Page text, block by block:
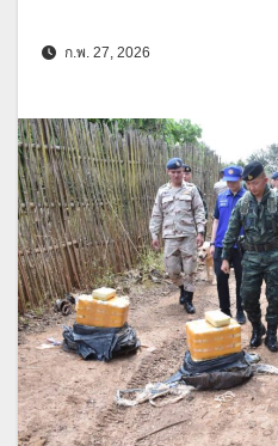
ก.พ. 27, 2026